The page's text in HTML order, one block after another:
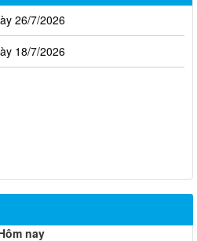
26/7/2026
18/7/2026
nay